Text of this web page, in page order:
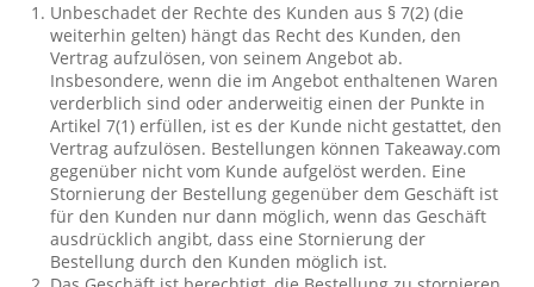
Unbeschadet der Rechte des Kunden aus § 7(2) (die
weiterhin gelten) hängt das Recht des Kunden, den
Vertrag aufzulösen, von seinem Angebot ab.
Insbesondere, wenn die im Angebot enthaltenen Waren
verderblich sind oder anderweitig einen der Punkte in
Artikel 7(1) erfüllen, ist es der Kunde nicht gestattet, den
Vertrag aufzulösen. Bestellungen können Takeaway.com
gegenüber nicht vom Kunde aufgelöst werden. Eine
Stornierung der Bestellung gegenüber dem Geschäft ist
für den Kunden nur dann möglich, wenn das Geschäft
ausdrücklich angibt, dass eine Stornierung der
Bestellung durch den Kunden möglich ist.